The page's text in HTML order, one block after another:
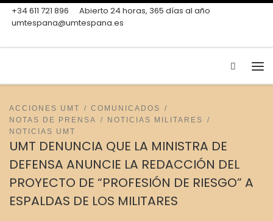
Skip to content
+34 611 721 896
Abierto 24 horas, 365 días al año
umtespana@umtespana.es
Search
ACCIONES UMT
COMUNICADOS
NOTAS DE PRENSA
NOTICIAS MILITARES
NOTICIAS UMT
UMT DENUNCIA QUE LA MINISTRA DE
DEFENSA ANUNCIE LA REDACCIÓN DEL
PROYECTO DE “PROFESIÓN DE RIESGO” A
ESPALDAS DE LOS MILITARES